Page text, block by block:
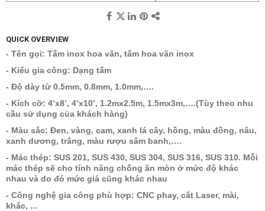
QUICK OVERVIEW
- Tên gọi: Tấm inox hoa văn, tấm hoa văn inox
- Kiểu gia công: Dạng tấm
- Độ dày từ 0.5mm, 0.8mm, 1.0mm,….
- Kích cỡ: 4’x8’, 4’x10’, 1.2mx2.5m, 1.5mx3m,….(Tùy theo nhu
cầu sử dụng của khách hàng)
- Màu sắc: Đen, vàng, cam, xanh lá cây, hồng, màu đồng, nâu,
xanh dương, trắng, màu rượu sâm banh,….
- Mác thép: SUS 201, SUS 430, SUS 304, SUS 316, SUS 310. Mỗi
mác thép sẽ cho tính năng chống ăn mòn ở mức độ khác
nhau và do đó mức giá cũng khác nhau
- Công nghệ gia công phù hợp: CNC phay, cắt Laser, mài,
khắc, ...